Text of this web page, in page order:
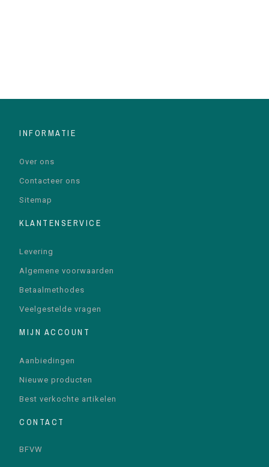
INFORMATIE
Over ons
Contacteer ons
Sitemap
KLANTENSERVICE
Levering
Algemene voorwaarden
Betaalmethodes
Veelgestelde vragen
MIJN ACCOUNT
Aanbiedingen
Nieuwe producten
Best verkochte artikelen
CONTACT
BFVW